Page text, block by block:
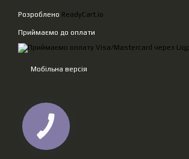
Розроблено ReadyCart.io
Приймаємо до оплати
Мобільна версія